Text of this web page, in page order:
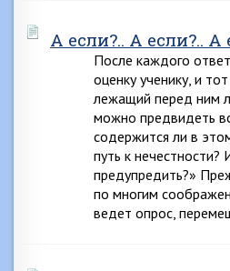
А если?.. А если?.. А
После каждого
оценку ученику, и
лежащий перед ним
можно предвидеть
содержится ли в
путь к нечестности?
предупредить?»
по многим
ведет опрос,